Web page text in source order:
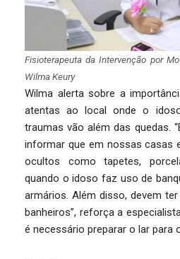
Fisioterapeuta da Intervenção por
Wilma Keury
Wilma alerta sobre a
atentas ao local onde o
traumas vão além das quedas.
informar que em nossas casas
ocultos como tapetes,
quando o idoso faz uso de
armários. Além disso, devem
banheiros”, reforça a
é necessário preparar o lar para